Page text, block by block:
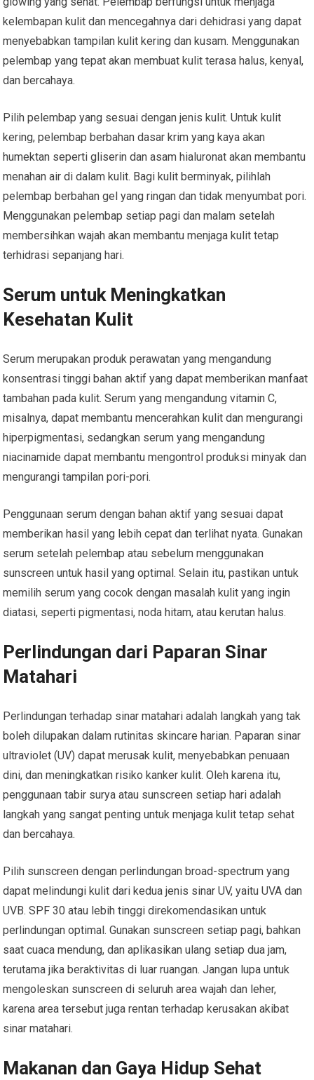
kelembapan kulit dan mencegahnya dari dehidrasi yang dapat
menyebabkan tampilan kulit kering dan kusam. Menggunakan
pelembap yang tepat akan membuat kulit terasa halus, kenyal,
dan bercahaya.
Pilih pelembap yang sesuai dengan jenis kulit. Untuk kulit
kering, pelembap berbahan dasar krim yang kaya akan
humektan seperti gliserin dan asam hialuronat akan membantu
menahan air di dalam kulit. Bagi kulit berminyak, pilihlah
pelembap berbahan gel yang ringan dan tidak menyumbat pori.
Menggunakan pelembap setiap pagi dan malam setelah
membersihkan wajah akan membantu menjaga kulit tetap
terhidrasi sepanjang hari.
Serum untuk Meningkatkan
Kesehatan Kulit
Serum merupakan produk perawatan yang mengandung
konsentrasi tinggi bahan aktif yang dapat memberikan manfaat
tambahan pada kulit. Serum yang mengandung vitamin C,
misalnya, dapat membantu mencerahkan kulit dan mengurangi
hiperpigmentasi, sedangkan serum yang mengandung
niacinamide dapat membantu mengontrol produksi minyak dan
mengurangi tampilan pori-pori.
Penggunaan serum dengan bahan aktif yang sesuai dapat
memberikan hasil yang lebih cepat dan terlihat nyata. Gunakan
serum setelah pelembap atau sebelum menggunakan
sunscreen untuk hasil yang optimal. Selain itu, pastikan untuk
memilih serum yang cocok dengan masalah kulit yang ingin
diatasi, seperti pigmentasi, noda hitam, atau kerutan halus.
Perlindungan dari Paparan Sinar
Matahari
Perlindungan terhadap sinar matahari adalah langkah yang tak
boleh dilupakan dalam rutinitas skincare harian. Paparan sinar
ultraviolet (UV) dapat merusak kulit, menyebabkan penuaan
dini, dan meningkatkan risiko kanker kulit. Oleh karena itu,
penggunaan tabir surya atau sunscreen setiap hari adalah
langkah yang sangat penting untuk menjaga kulit tetap sehat
dan bercahaya.
Pilih sunscreen dengan perlindungan broad-spectrum yang
dapat melindungi kulit dari kedua jenis sinar UV, yaitu UVA dan
UVB. SPF 30 atau lebih tinggi direkomendasikan untuk
perlindungan optimal. Gunakan sunscreen setiap pagi, bahkan
saat cuaca mendung, dan aplikasikan ulang setiap dua jam,
terutama jika beraktivitas di luar ruangan. Jangan lupa untuk
mengoleskan sunscreen di seluruh area wajah dan leher,
karena area tersebut juga rentan terhadap kerusakan akibat
sinar matahari.
Makanan dan Gaya Hidup Sehat